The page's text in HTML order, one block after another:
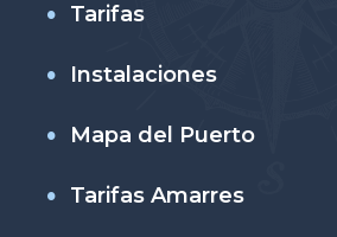
Tarifas
Instalaciones
Mapa del Puerto
Tarifas Amarres